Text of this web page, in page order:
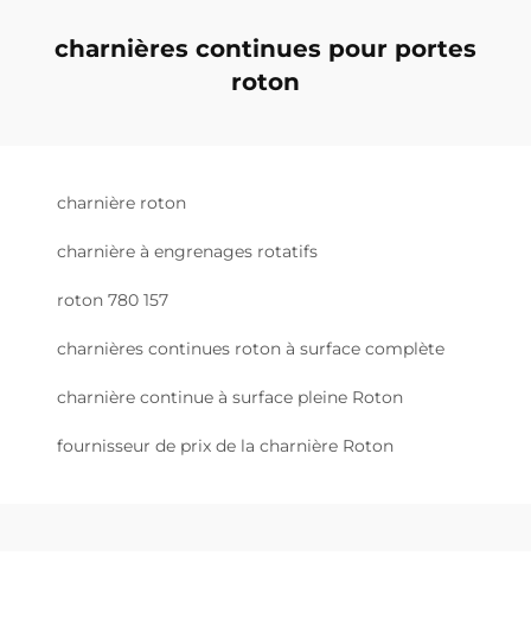
charnières continues pour portes
roton
charnière roton
charnière à engrenages rotatifs
roton 780 157
charnières continues roton à surface complète
charnière continue à surface pleine Roton
fournisseur de prix de la charnière Roton